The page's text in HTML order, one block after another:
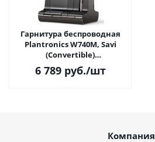
Гарнитура беспроводная
Plantronics W740M, Savi
(Convertible)
оптимизирована для
Microsoft Office
6 789руб./шт
Компания